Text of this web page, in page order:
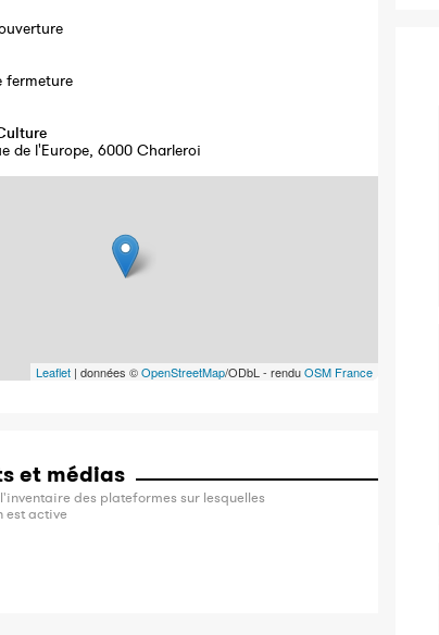
fermeture
de l'Europe, 6000 Charleroi
Leaflet| données ©OpenStreetMap/ODbL - renduOSM France
et médias
des plateformes sur lesquelles
est active